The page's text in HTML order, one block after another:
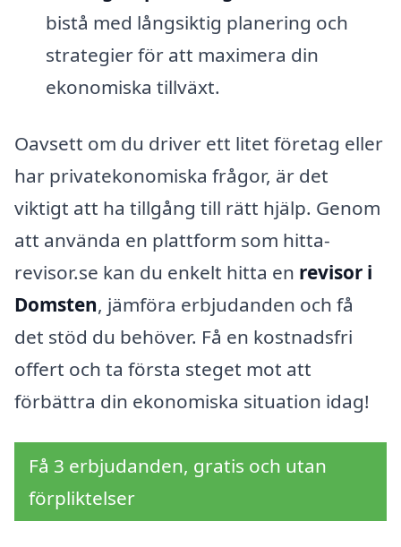
bistå med långsiktig planering och
strategier för att maximera din
ekonomiska tillväxt.
Oavsett om du driver ett litet företag eller
har privatekonomiska frågor, är det
viktigt att ha tillgång till rätt hjälp. Genom
att använda en plattform som hitta-
revisor.se kan du enkelt hitta en revisor i
Domsten, jämföra erbjudanden och få
det stöd du behöver. Få en kostnadsfri
offert och ta första steget mot att
förbättra din ekonomiska situation idag!
Få 3 erbjudanden, gratis och utan
förpliktelser